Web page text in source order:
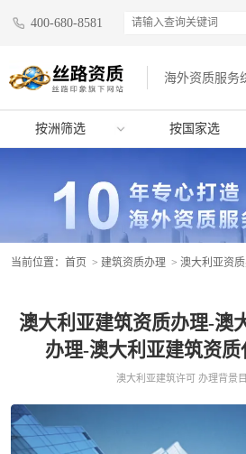
400-680-8581
海外资质服务
按洲筛选 按国家选
当前位置： 首页 > 建筑资质办理 > 澳大利亚资
澳大利亚建筑资质办理-澳
办理-澳大利亚建筑资质
澳大利亚建筑许可 办理背景